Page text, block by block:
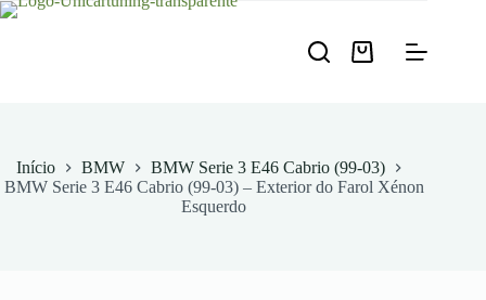
Pular
Carrinho
Início BMW
BMW Serie 3 E46 Cabrio (99-03)
BMW Serie 3 E46 Cabrio (99-03) – Exterior do Farol Xénon
Esquerdo